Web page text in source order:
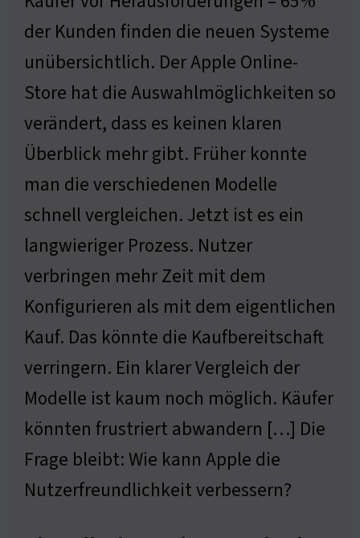
der Kunden finden die neuen Systeme
unübersichtlich. Der Apple Online-
Store hat die Auswahlmöglichkeiten so
verändert, dass es keinen klaren
Überblick mehr gibt. Früher konnte
man die verschiedenen Modelle
schnell vergleichen. Jetzt ist es ein
langwieriger Prozess. Nutzer
verbringen mehr Zeit mit dem
Konfigurieren als mit dem eigentlichen
Kauf. Das könnte die Kaufbereitschaft
verringern. Ein klarer Vergleich der
Modelle ist kaum noch möglich. Käufer
könnten frustriert abwandern […] Die
Frage bleibt: Wie kann Apple die
Nutzerfreundlichkeit verbessern?